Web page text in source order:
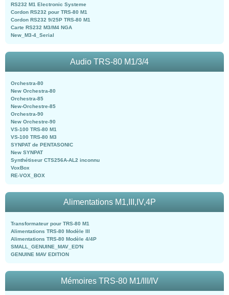
RS232 M1 Electronic Systeme
Cordon RS232 pour TRS-80 M1
Cordon RS232 9/25P TRS-80 M1
Carte RS232 M3/M4 NGA
New_M3-4_Serial
Audio TRS-80 M1/3/4
Orchestra-80
New Orchestra-80
Orchestra-85
New-Orchestre-85
Orchestra-90
New Orchestre-90
VS-100 TRS-80 M1
VS-100 TRS-80 M3
SYNPAT de PENTASONIC
New SYNPAT
Synthétiseur CTS256A-AL2 inconnu
VoxBox
RE-VOX_BOX
Alimentations M1,III,IV,4P
Transformateur pour TRS-80 M1
Alimentations TRS-80 Modèle III
Alimentations TRS-80 Modèle 4/4P
SMALL_GENUINE_MAV_ED'N
GENUINE MAV EDITION
Mémoires TRS-80 M1/III/IV